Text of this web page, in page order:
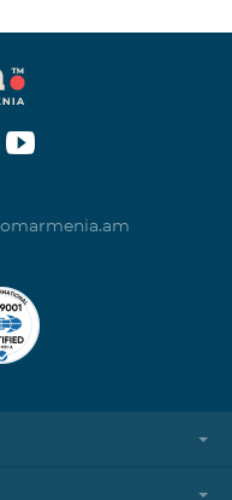
1700 драм.
постоплатной
предоплатных
пользования